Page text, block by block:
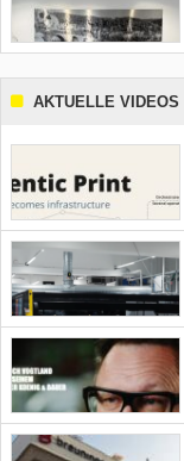
AKTUELLE VIDEOS